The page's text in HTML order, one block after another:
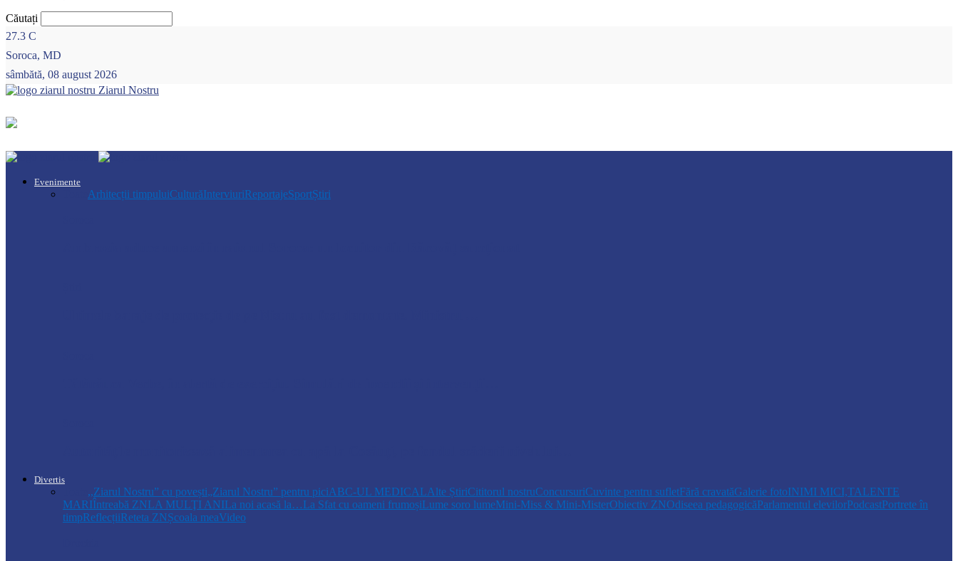
Căutați
27.3 C
Soroca, MD
sâmbătă, 08 august 2026
Ziarul Nostru
Evenimente
Arhitecții timpuluiCulturăInterviuriReportajeSportȘtiri
Divertis
,,Ziarul Nostru” cu povești„Ziarul Nostru” pentru piciABC-UL MEDICALAlte ȘtiriCititorul nostruConcursuriCuvinte pentru sufletFără cravatăGalerie fotoINIMI MICI,TALENTE
MARIÎntreabă ZNLA MULŢI ANILa noi acasă la…La Sfat cu oameni frumoșiLume soro lumeMini-Miss & Mini-MisterObiectiv ZNOdiseea pedagogicăParlamentul elevilorPodcastPortrete în
timpReflecțiiReteta ZNȘcoala meaVideo